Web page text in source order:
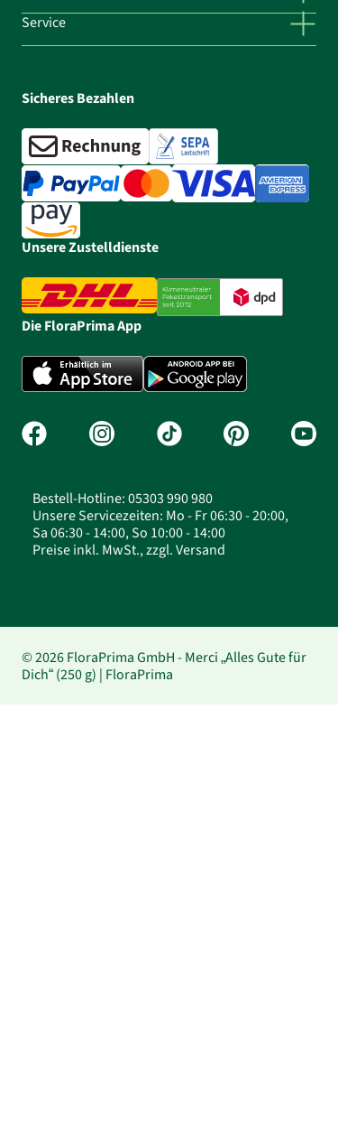
Service
Sicheres Bezahlen
Unsere Zustelldienste
Die FloraPrima App
Bestell-Hotline: 05303 990 980
Unsere Servicezeiten: Mo - Fr 06:30 - 20:00,
Sa 06:30 - 14:00, So 10:00 - 14:00
Preise inkl. MwSt., zzgl. Versand
© 2026 FloraPrima GmbH - Merci „Alles Gute für
Dich“ (250 g) | FloraPrima